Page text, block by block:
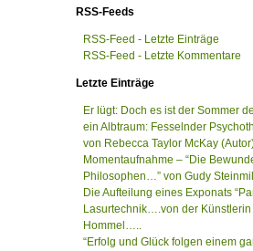
RSS-Feeds
RSS-Feed - Letzte Einträge
RSS-Feed - Letzte Kommentare
Letzte Einträge
Er lügt: Doch es ist der Sommer
ein Albtraum: Fesselnder
von Rebecca Taylor McKay
Momentaufnahme – “Die
Philosophen…” von Gudy
Die Aufteilung eines Exponats
Lasurtechnik….von der
Hommel…..
“Erfolg und Glück folgen einem